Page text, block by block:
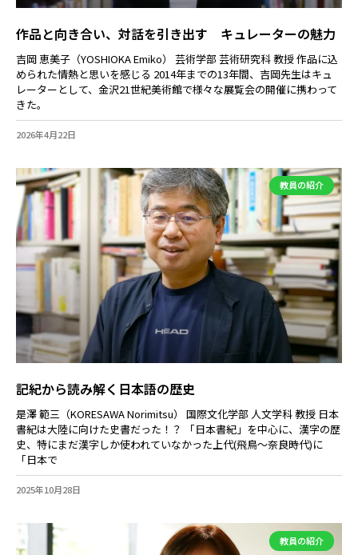
作品と向き合い、対話を引き出す キュレーターの魅力
吉岡 恵美子（YOSHIOKA Emiko） 芸術学部 芸術研究科 教授 作品に込
められた情熱と思いを感じる 2014年までの13年間、吉岡先生はキュ
レーターとして、金沢21世紀美術館で様々な展覧会の開催に携わって
きた。
2026年4月22日
教員の紹介
記紀から読み解く日本語の歴史
是澤 範三（KORESAWA Norimitsu） 国際文化学部 人文学科 教授 日本
書紀は大陸に向けた史書だった！？ 「日本書紀」を中心に、漢字の歴
史、特にまだ漢字しか使われていなかった上代(飛鳥～奈良時代)に
「日本で
2025年10月28日
教員の紹介